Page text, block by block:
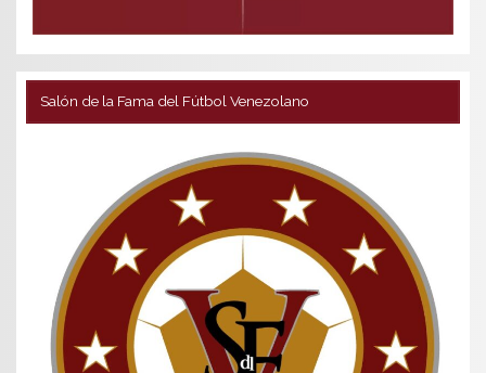
Salón de la Fama del Fútbol Venezolano